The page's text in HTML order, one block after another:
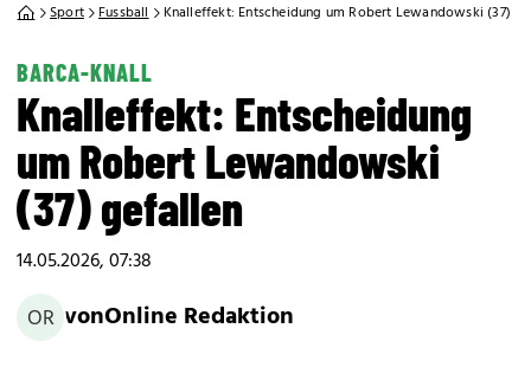
Sport Fussball Knalleffekt: Entscheidung um Robert Lewandowski (37)
BARCA-KNALL
Knalleffekt: Entscheidung
um Robert Lewandowski
(37) gefallen
14.05.2026, 07:38
OR vonOnline Redaktion